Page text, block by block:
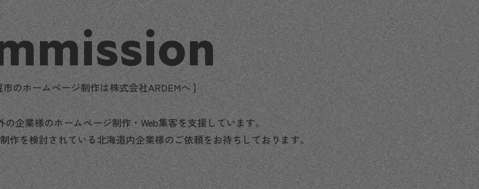
のホームページ制作は株式会社ARDEMへ ]
企業様のホームページ制作・Web集客を支援しています。
作を検討されている北海道内企業様のご依頼をお待ちしております。